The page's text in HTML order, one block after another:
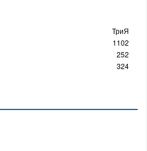
ТриЯ
1102
252
324